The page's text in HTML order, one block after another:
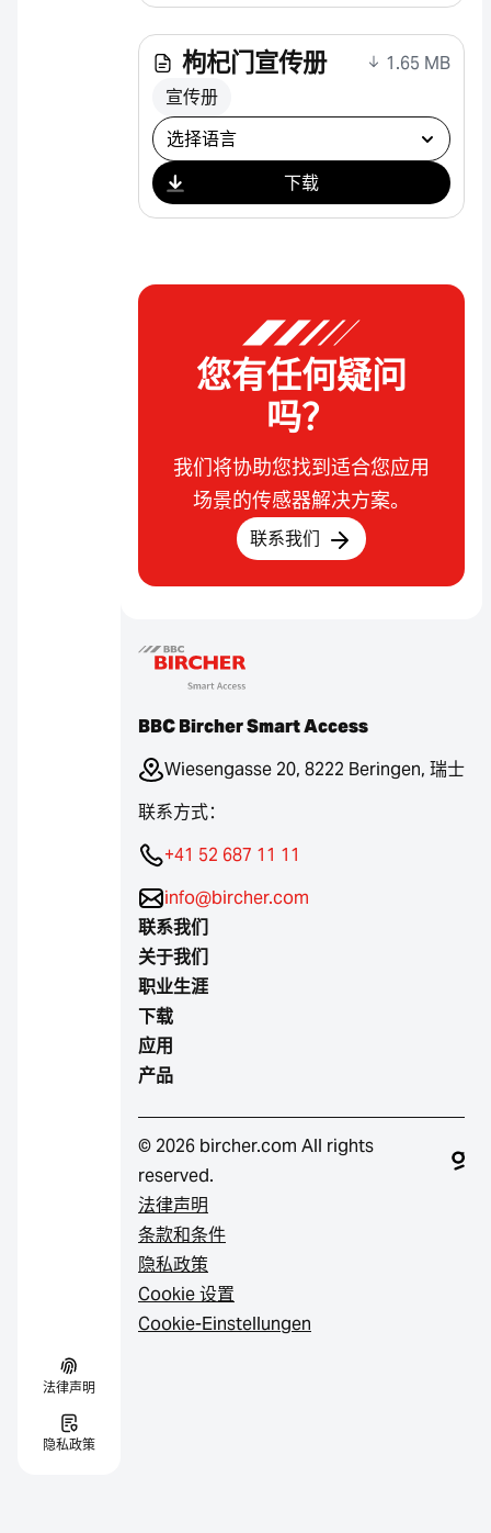
法律声明
隐私政策
枸杞门宣传册
1.65 MB
宣传册
选择下载
下载
您有任何疑问
吗？
我们将协助您找到适合您应用
场景的传感器解决方案。
联系我们
BBC Bircher Smart Access
Wiesengasse 20, 8222 Beringen, 瑞士
联系方式：
+41 52 687 11 11
info@bircher.com
联系我们
关于我们
职业生涯
下载
应用
产品
© 2026 bircher.com All rights
reserved.
法律声明
条款和条件
隐私政策
Cookie 设置
Cookie-Einstellungen